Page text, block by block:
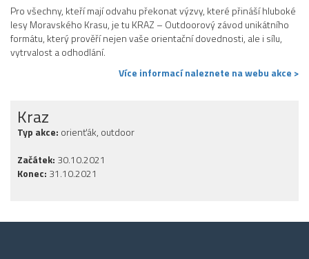
Pro všechny, kteří mají odvahu překonat výzvy, které přináší hluboké
lesy Moravského Krasu, je tu KRAZ – Outdoorový závod unikátního
formátu, který prověří nejen vaše orientační dovednosti, ale i sílu,
vytrvalost a odhodlání.
Více informací naleznete na webu akce >
Kraz
Typ akce: orienťák, outdoor
Začátek: 30.10.2021
Konec: 31.10.2021